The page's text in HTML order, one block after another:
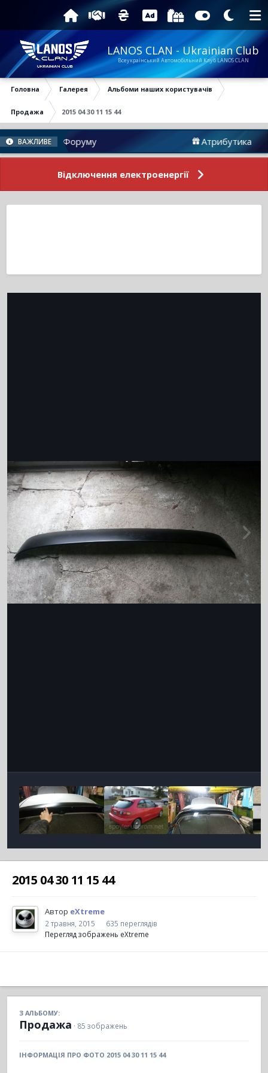
LANOS CLAN - Ukrainian Club
Всеукраїнський Автомобільний Клуб LANOS CLAN
Головна Галерея Альбоми наших користувачів
Продажа 2015 04 30 11 15 44
ВАЖЛИВЕ
Новини Форуму Атрибутика
Відключення електроенергії
2015 04 30 11 15 44
Автор eXtreme
2 травня, 2015
635 переглядів
Перегляд зображень eXtreme
З АЛЬБОМУ:
Продажа · 85 зображень
ІНФОРМАЦІЯ ПРО ФОТО 2015 04 30 11 15 44